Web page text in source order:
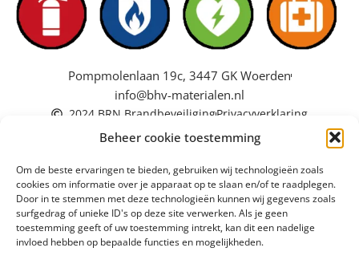
Beheer cookie toestemming
Om de beste ervaringen te bieden, gebruiken wij technologieën zoals
cookies om informatie over je apparaat op te slaan en/of te raadplegen.
Door in te stemmen met deze technologieën kunnen wij gegevens zoals
surfgedrag of unieke ID's op deze site verwerken. Als je geen
toestemming geeft of uw toestemming intrekt, kan dit een nadelige
invloed hebben op bepaalde functies en mogelijkheden.
Pompmolenlaan 19c, 3447 GK Woerden
info@bhv-materialen.nl
2024 BRN BrandbeveiligingPrivacyverklaring